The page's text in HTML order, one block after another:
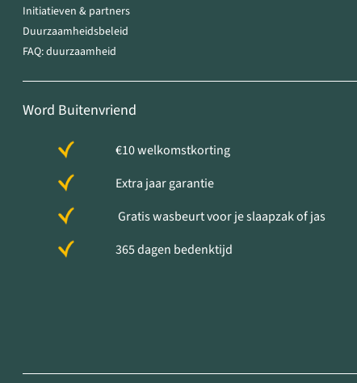
Initiatieven & partners
Duurzaamheidsbeleid
FAQ: duurzaamheid
Word Buitenvriend
€10 welkomstkorting
Extra jaar garantie
Gratis wasbeurt voor je slaapzak of jas
365 dagen bedenktijd